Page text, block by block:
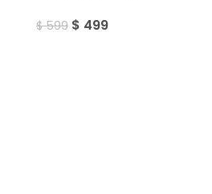
$599 $ 499